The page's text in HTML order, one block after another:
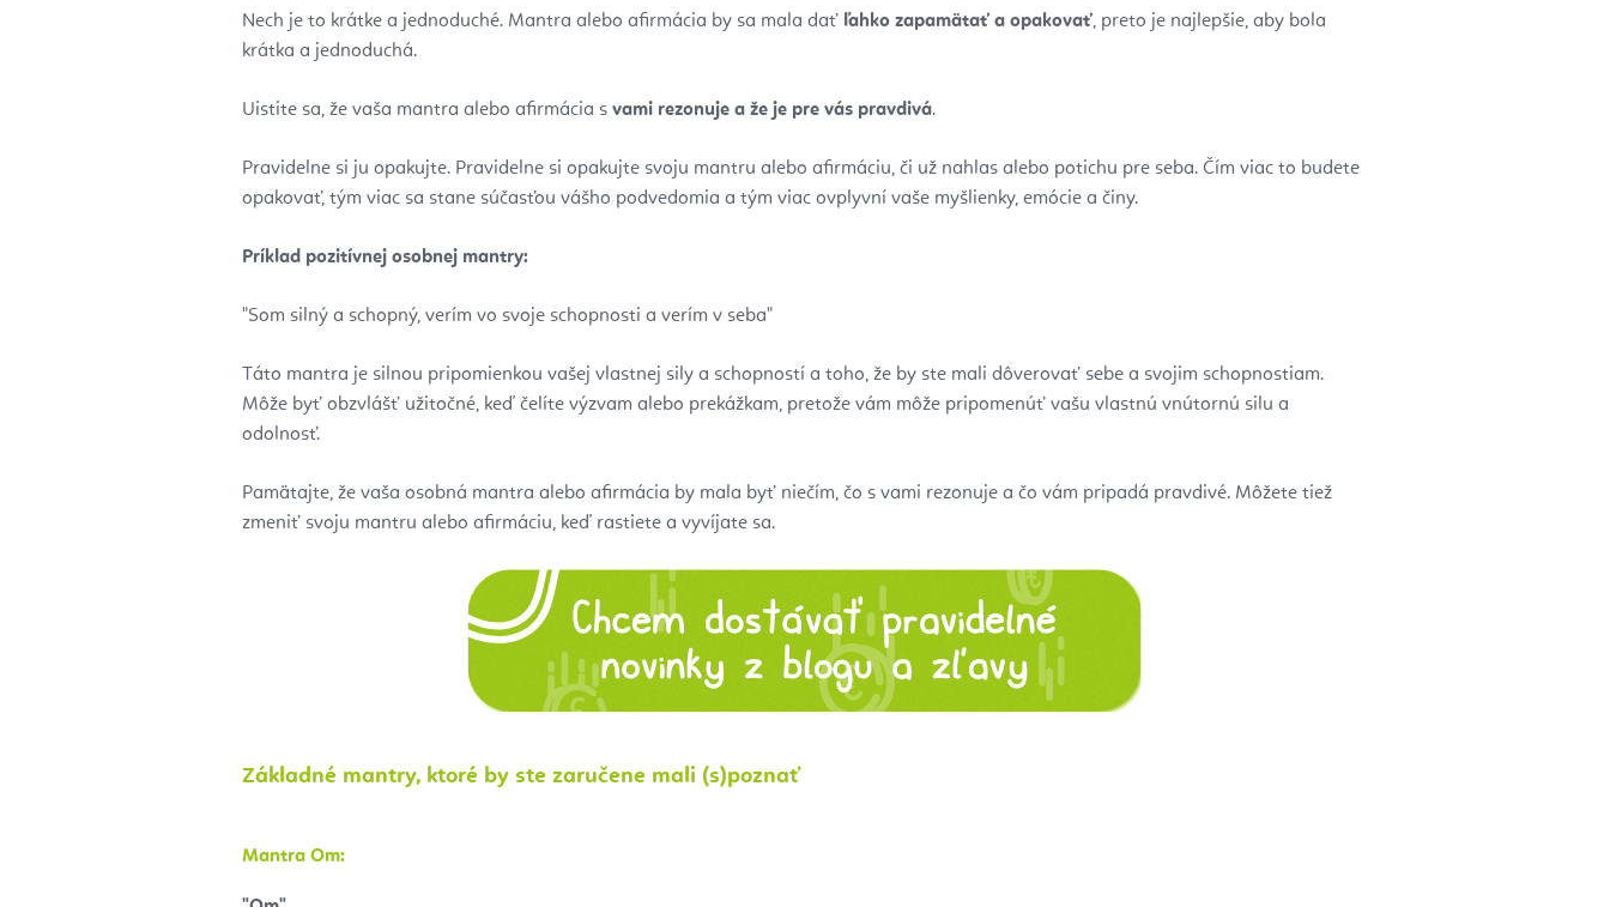
Nech je to krátke a jednoduché. Mantra alebo afirmácia by sa mala dať ľahko zapamätať a opakovať, preto je najlepšie, aby bola
krátka a jednoduchá.
Uistite sa, že vaša mantra alebo afirmácia s vami rezonuje a že je pre vás pravdivá.
Pravidelne si ju opakujte. Pravidelne si opakujte svoju mantru alebo afirmáciu, či už nahlas alebo potichu pre seba. Čím viac to budete
opakovať, tým viac sa stane súčasťou vášho podvedomia a tým viac ovplyvní vaše myšlienky, emócie a činy.
Príklad pozitívnej osobnej mantry:
"Som silný a schopný, verím vo svoje schopnosti a verím v seba"
Táto mantra je silnou pripomienkou vašej vlastnej sily a schopností a toho, že by ste mali dôverovať sebe a svojim schopnostiam.
Môže byť obzvlášť užitočné, keď čelíte výzvam alebo prekážkam, pretože vám môže pripomenúť vašu vlastnú vnútornú silu a
odolnosť.
Pamätajte, že vaša osobná mantra alebo afirmácia by mala byť niečím, čo s vami rezonuje a čo vám pripadá pravdivé. Môžete tiež
zmeniť svoju mantru alebo afirmáciu, keď rastiete a vyvíjate sa.
Základné mantry, ktoré by ste zaručene mali (s)poznať
Mantra Om: